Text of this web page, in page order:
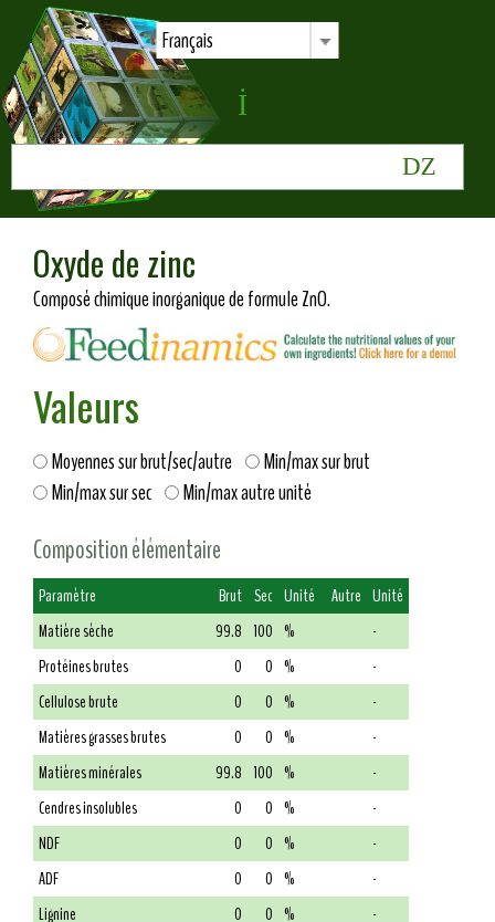
Français
Oxyde de zinc
Composé chimique inorganique de formule ZnO.
Valeurs
Moyennes sur brut/sec/autre
Min/max sur brut
Min/max sur sec
Min/max autre unité
Composition élémentaire
Paramètre Brut Sec Unité Autre Unité
Matière sèche
99.8 100 %
-
Protéines brutes
0 0 %
-
Cellulose brute
0 0 %
-
Matières grasses brutes
0 0 %
-
Matières minérales
99.8 100 %
-
Cendres insolubles
0 0 %
-
NDF
0 0 %
-
ADF
0 0 %
-
Lignine
0 0 %
-